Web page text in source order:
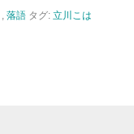
, 落語 タグ: 立川こは